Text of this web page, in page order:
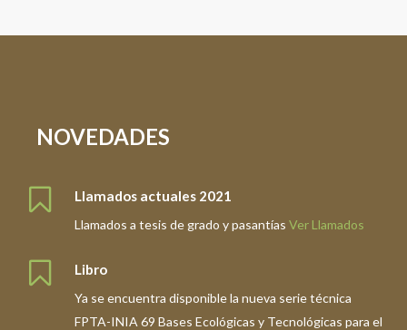
NOVEDADES
Llamados actuales 2021
Llamados a tesis de grado y pasantías Ver Llamados
Libro
Ya se encuentra disponible la nueva serie técnica
FPTA-INIA 69 Bases Ecológicas y Tecnológicas para el